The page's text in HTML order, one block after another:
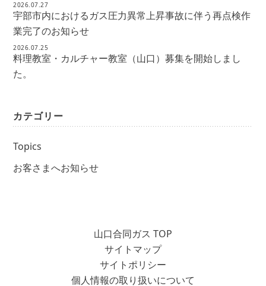
2026.07.27
宇部市内におけるガス圧力異常上昇事故に伴う再点検作
業完了のお知らせ
2026.07.25
料理教室・カルチャー教室（山口）募集を開始しまし
た。
カテゴリー
Topics
お客さまへお知らせ
山口合同ガス TOP
サイトマップ
サイトポリシー
個人情報の取り扱いについて